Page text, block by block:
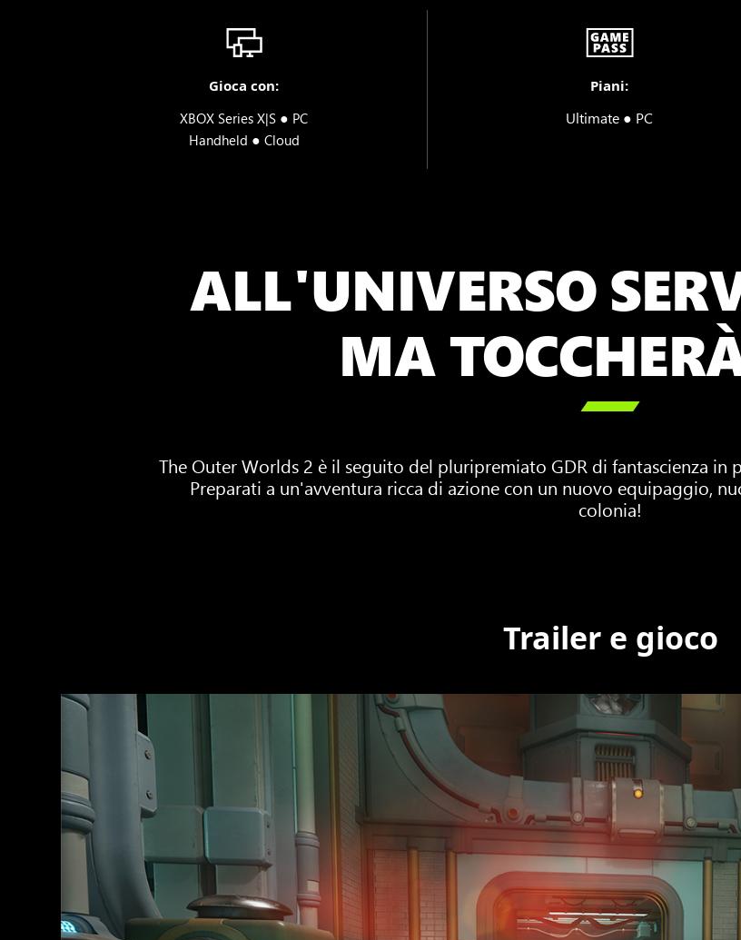
Gioca con:
XBOX Series X|S ● PC
Handheld ● Cloud
Piani:
Ultimate ● PC
ALL'UNIVERSO
MA

The Outer Worlds 2 è il seguito del pluripremiato GDR di fantascienza in
Preparati a un'avventura ricca di azione con un nuovo equipaggio,
colonia!
Trailer e gioco